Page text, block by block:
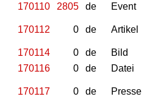
170110
2805 de Event
170112 0 de Artikel
170114
0 de Bild
170116
0 de Datei
170117 0 de Presse